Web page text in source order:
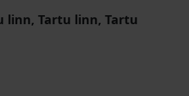
linn, Tartu linn, Tartu